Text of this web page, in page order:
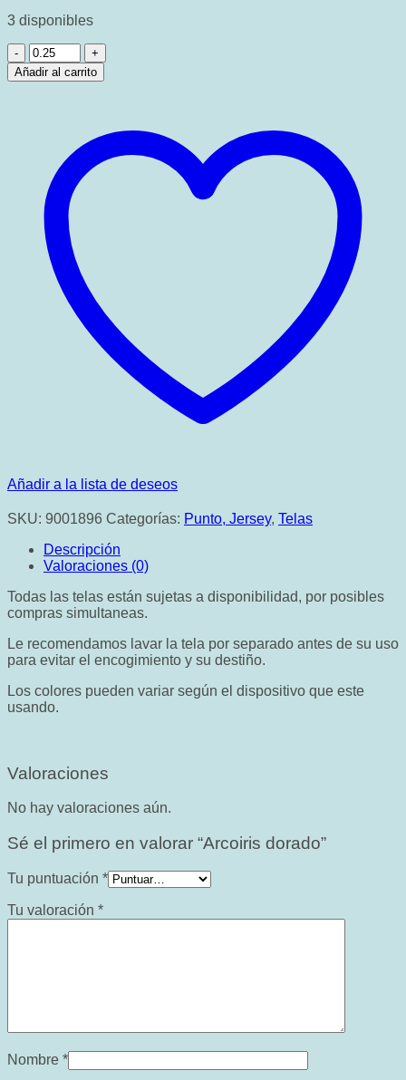
3 disponibles
Arcoiris
dorado
cantidad
Añadir al carrito
Añadir a la lista de deseos
SKU: 9001896 Categorías: Punto, Jersey, Telas
Descripción
Valoraciones (0)
Todas las telas están sujetas a disponibilidad, por posibles
compras simultaneas.
Le recomendamos lavar la tela por separado antes de su uso
para evitar el encogimiento y su destiño.
Los colores pueden variar según el dispositivo que este
usando.
Valoraciones
No hay valoraciones aún.
Sé el primero en valorar “Arcoiris dorado”
Tu puntuación *
Tu valoración *
Nombre *